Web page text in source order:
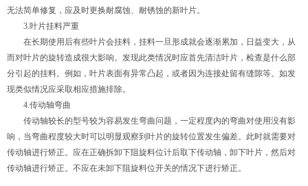
无法简单修复，应及时更换耐腐蚀、耐锈蚀的新叶片。
3.叶片挂料严重
在长期使用后有些叶片会挂料，挂料一旦形成就会逐渐累加，日益变大，从
而对叶片的旋转造成很大影响。发现此类情况时应首先清洁叶片，检查是什么部
分引起的挂料。例如，叶片表面有异常凸起，或者因为连接处留有缝隙等。如发
现类似情况应采取相应措施排除。
4.传动轴弯曲
传动轴较长的型号较为容易发生弯曲问题，一定程度内的弯曲对使用没有影
响，当弯曲程度较大时可以明显观察到叶片的旋转位置发生偏差。此时就需要对
传动轴进行矫正。应在正确拆卸下阻旋料位计后取下传动轴，卸下叶片，然后对
传动轴进行矫正。不应在未卸下阻旋料位开关的情况下进行矫正。